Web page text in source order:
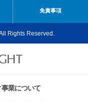
免責事項
Rights Reserved.
業について